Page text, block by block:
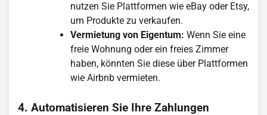
nutzen Sie Plattformen wie eBay oder Etsy,
um Produkte zu verkaufen.
Vermietung von Eigentum: Wenn Sie eine
freie Wohnung oder ein freies Zimmer
haben, könnten Sie diese über Plattformen
wie Airbnb vermieten.
4. Automatisieren Sie Ihre Zahlungen